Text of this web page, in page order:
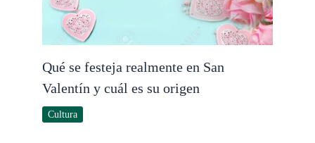
Qué se festeja realmente en San
Valentín y cuál es su origen
Cultura